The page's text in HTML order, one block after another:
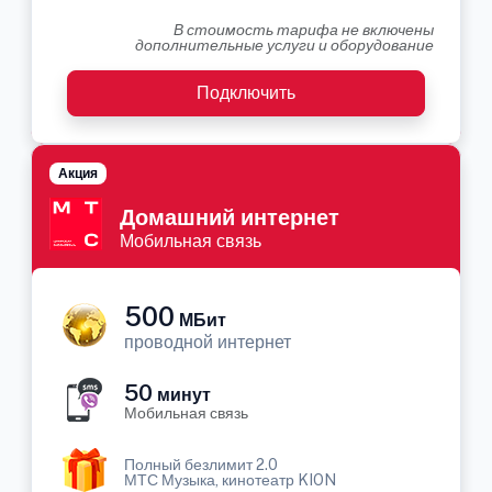
В стоимость тарифа не включены
дополнительные услуги и оборудование
Подключить
Домашний интернет
Мобильная связь
Акция
500 МБит
проводной интернет
50 минут
Мобильная связь
Полный безлимит 2.0
МТС Музыка, кинотеатр KION